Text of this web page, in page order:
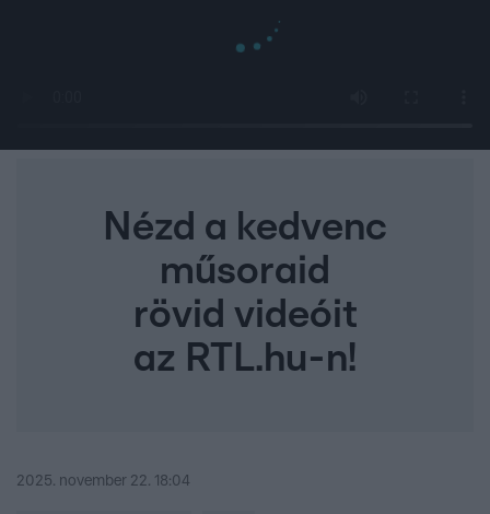
Nézd a kedvenc
műsoraid
rövid videóit
az RTL.hu-n!
2025. november 22. 18:04